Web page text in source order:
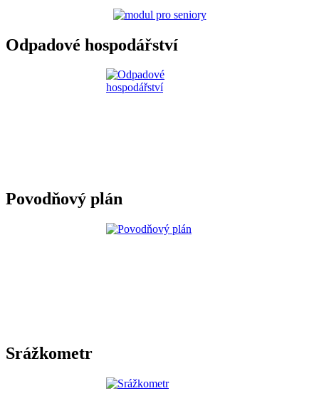
Odpadové hospodářství
Povodňový plán
Srážkometr